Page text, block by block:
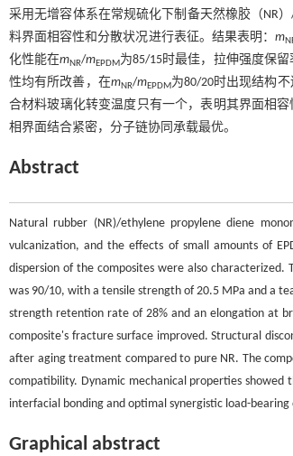
采用无增容体系在常规硫化下制备天然橡胶（NR
料界面相容性和分散状况进行表征。结果表明： m
化性能在mNR/mEPDM为85/15时最佳，拉伸强度保
性均有所改善，在mNR/mEPDM为80/20时出现结构
合材料玻璃化转变温度只有一个，表明其界面相容
相界面结合紧密，分子链协同承载最优。
Abstract
Natural rubber (NR)/ethylene propylene diene
vulcanization, and the effects of small amounts of
dispersion of the composites were also
was 90/10, with a tensile strength of 20.5 MPa and a
strength retention rate of 28% and an elongation at
composite's fracture surface improved. Structural
after aging treatment compared to pure NR. The
compatibility. Dynamic mechanical properties
interfacial bonding and optimal synergistic load-
Graphical abstract